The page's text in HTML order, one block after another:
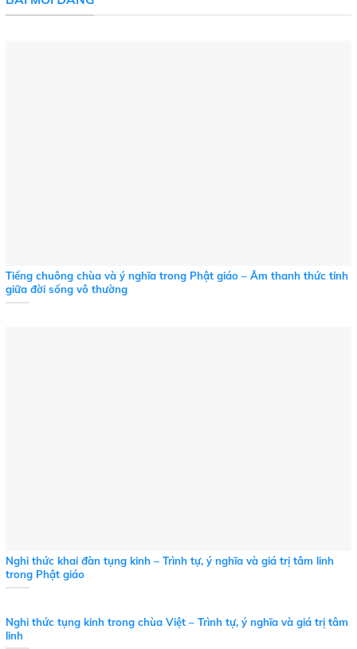
Tiếng chuông chùa và ý nghĩa trong Phật giáo – Âm thanh thức tỉnh
giữa đời sống vô thường
Nghi thức khai đàn tụng kinh – Trình tự, ý nghĩa và giá trị tâm linh
trong Phật giáo
Nghi thức tụng kinh trong chùa Việt – Trình tự, ý nghĩa và giá trị tâm
linh